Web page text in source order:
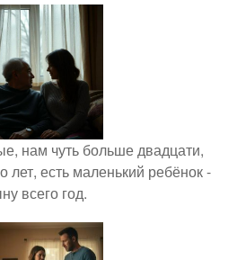
нам чуть больше двадцати,
лет, есть маленький ребёнок -
всего год.